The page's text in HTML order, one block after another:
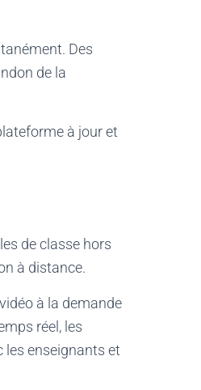
Des
de la
à jour et
de classe hors
à distance.
à la demande
réel, les
les enseignants et